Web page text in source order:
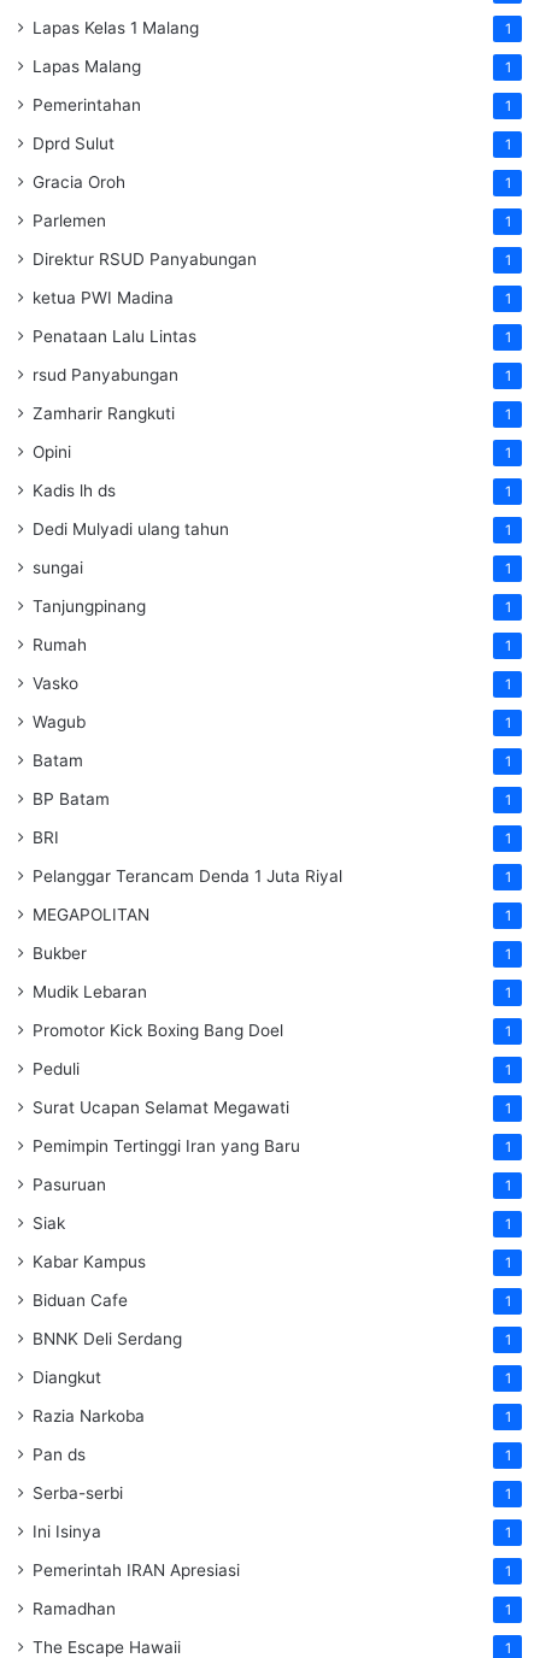
Lapas Kelas 1 Malang 1
Lapas Malang 1
Pemerintahan 1
Dprd Sulut 1
Gracia Oroh 1
Parlemen 1
Direktur RSUD Panyabungan 1
ketua PWI Madina 1
Penataan Lalu Lintas 1
rsud Panyabungan 1
Zamharir Rangkuti 1
Opini 1
Kadis lh ds 1
Dedi Mulyadi ulang tahun 1
sungai 1
Tanjungpinang 1
Rumah 1
Vasko 1
Wagub 1
Batam 1
BP Batam 1
BRI 1
Pelanggar Terancam Denda 1 Juta Riyal 1
MEGAPOLITAN 1
Bukber 1
Mudik Lebaran 1
Promotor Kick Boxing Bang Doel 1
Peduli 1
Surat Ucapan Selamat Megawati 1
Pemimpin Tertinggi Iran yang Baru 1
Pasuruan 1
Siak 1
Kabar Kampus 1
Biduan Cafe 1
BNNK Deli Serdang 1
Diangkut 1
Razia Narkoba 1
Pan ds 1
Serba-serbi 1
Ini Isinya 1
Pemerintah IRAN Apresiasi 1
Ramadhan 1
The Escape Hawaii 1